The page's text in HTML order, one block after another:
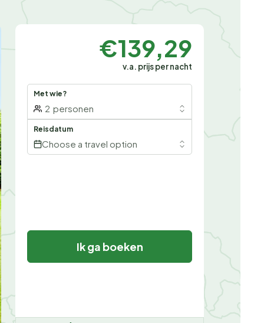
€139,29
v.a. prijs per nacht
Met wie?
2 personen
Reisdatum
Choose a travel option
Ik ga boeken